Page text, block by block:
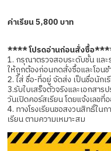
ค่าเรียน 5,800 บาท
**** โปรดอ่านก่อนสั่งซื้อ
1. กรุณาตรวจสอบระดับชั้น และ
ให้ถูกต้องก่อนกดสั่งซื้อและโอนช
2. ใส่ ชื่อ-ที่อยู่ จัดส่ง เป็นชื่อนักเ
3.รับใบเสร็จตัวจริงและเอกสาร
วันเปิดคอร์สเรียน โดยแจ้งเลขที่
4. ทางโรงเรียนขอสงวนสิทธิ์ใน
เรียน ตามความเหมาะสม